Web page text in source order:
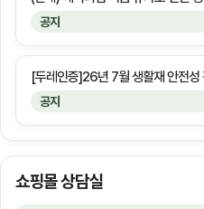
공지
공지
[두레인증]26년 7월 생활재 안전성
쇼핑몰 상담실